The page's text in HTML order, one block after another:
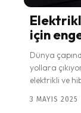
için
Dünya
yollara
elektrikli ve
3 MAYIS